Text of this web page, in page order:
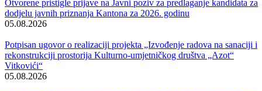
predsjedavao ministar za privredu Esed Radeljaš.
Nakon što je razmotrila zaključak Ministarstva za socijalnu politiku,
regulisanju potraživanja uposlenika JU „Dom za stara i iznemogla
Goražde, Vlada je odobrila da se Domu za stara i iznemogla lica
isplate sredstva u ukupnom iznosu od 50.773,93 KM .